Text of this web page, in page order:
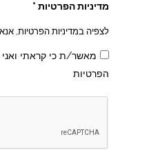
מדיניות הפרטיות *
לצפיה במדיניות הפרטיות,
מאשר/ת כי קראתי
הפרטיות